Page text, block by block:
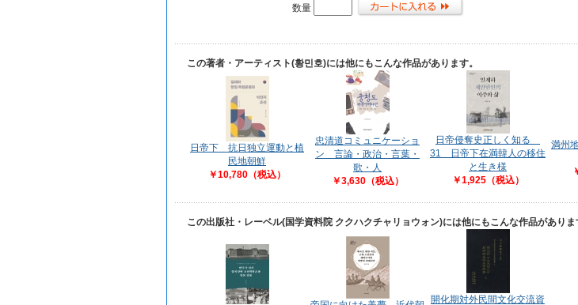
数量
この著者・アーティスト(황민호)には他にもこんな作品があります。
日帝下 抗日独立運動と植
民地朝鮮
￥10,780（税込）
忠清道コミュニケーショ
ン 言論・政治・言葉・
歌・人
￥3,630（税込）
日帝侵奪史正しく知る
31 日帝下在満韓人の移住
と生き様
￥1,925（税込）
満州
この出版社・レーベル(国学資料院 ククハクチャリョウォン)には他にもこんな作品がありま
開化期対外民間文化交流資